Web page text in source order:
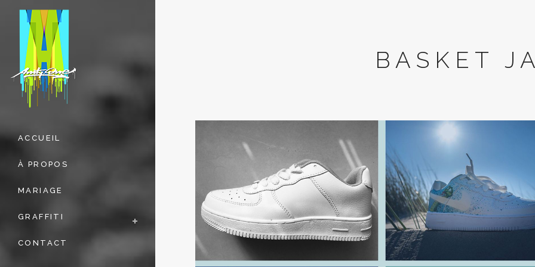
ACCUEIL
À PROPOS
MARIAGE
GRAFFITI
CONTACT
BASKET